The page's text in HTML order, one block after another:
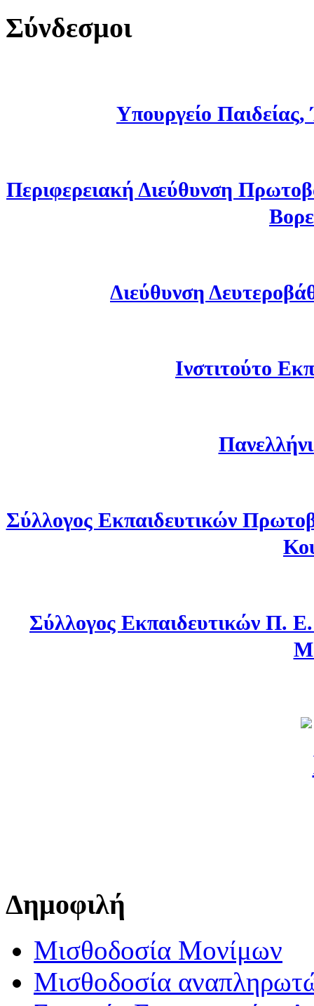
Σύνδεσμοι
Υπουργείο
Περιφερειακή Διεύθυνση
Διεύθυνση
Ινστιτούτο
Σύλλογος Εκπαιδευτικών
Σύλλογος Εκπαιδευτικών Π.
Δημοφιλή
Μισθοδοσία Μονίμων
Μισθοδοσία